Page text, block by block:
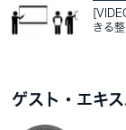
きる
ゲスト・エキ